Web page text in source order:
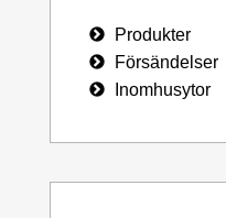
Produkter
Försändelser
Inomhusytor